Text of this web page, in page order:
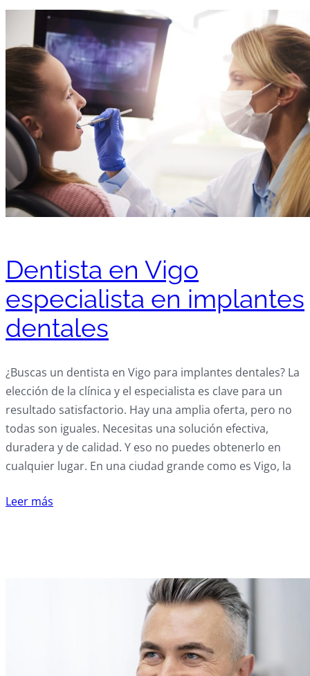
Dentista en Vigo
especialista en implantes
dentales
¿Buscas un dentista en Vigo para implantes dentales? La
elección de la clínica y el especialista es clave para un
resultado satisfactorio. Hay una amplia oferta, pero no
todas son iguales. Necesitas una solución efectiva,
duradera y de calidad. Y eso no puedes obtenerlo en
cualquier lugar. En una ciudad grande como es Vigo, la
Leer más